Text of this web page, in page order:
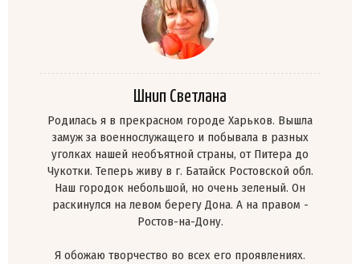
Шнип Светлана
Родилась я в прекрасном городе Харьков. Вышла
замуж за военнослужащего и побывала в разных
уголках нашей необъятной страны, от Питера до
Чукотки. Теперь живу в г. Батайск Ростовской обл.
Наш городок небольшой, но очень зеленый. Он
раскинулся на левом берегу Дона. А на правом -
Ростов-на-Дону.
Я обожаю творчество во всех его проявлениях.